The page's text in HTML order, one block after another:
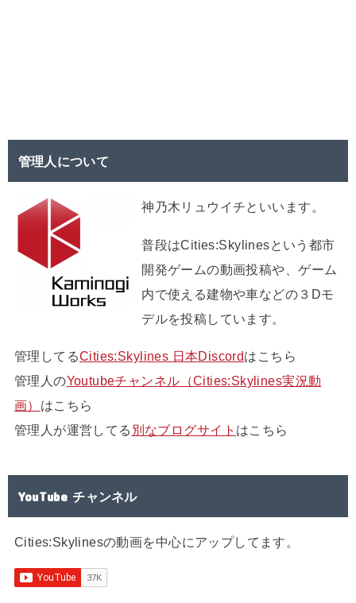
管理人について
神乃木リュウイチといいます。
普段はCities:Skylinesという都市
開発ゲームの動画投稿や、ゲーム
内で使える建物や車などの３Dモ
デルを投稿しています。
管理してるCities:Skylines 日本Discordはこちら
管理人のYoutubeチャンネル（Cities:Skylines実況動
画） はこちら
管理人が運営してる 別なブログサイト はこちら
YouTube チャンネル
Cities:Skylinesの動画を中心にアップしてます。